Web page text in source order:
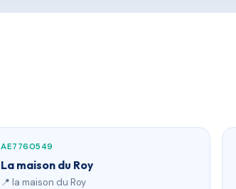
AE7760549
La maison du Roy
📍 la maison du Roy